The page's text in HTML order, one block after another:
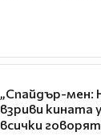
„Спайдър-мен:
взриви кината
всички говорят